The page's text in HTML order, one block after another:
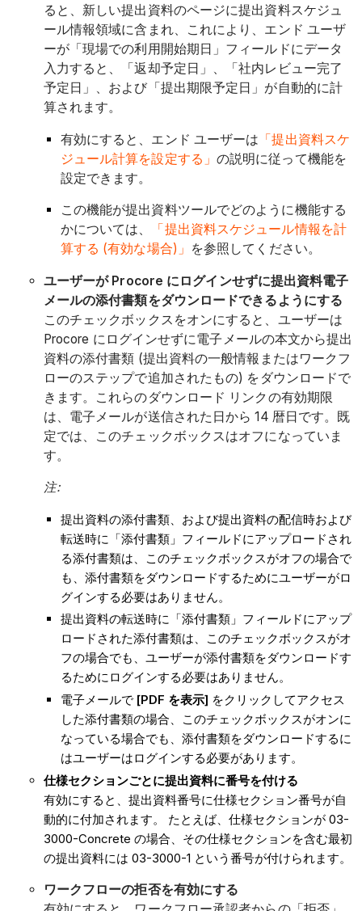
ると、新しい提出資料のページに提出資料スケジュ
ール情報領域に含まれ、これにより、エンド ユーザ
ーが「現場での利用開始期日」フィールドにデータ
入力すると、「返却予定日」、「社内レビュー完了
予定日」、および「提出期限予定日」が自動的に計
算されます。
有効にすると、エンド ユーザーは 「提出資料スケ
ジュール計算を設定する」 の説明に従って機能を
設定できます。
この機能が提出資料ツールでどのように機能する
かについては、
「提出資料スケジュール情報を計
算する (有効な場合)」 を参照してください。
ユーザーが Procore にログインせずに提出資料電子
メールの添付書類をダウンロードできるようにする
このチェックボックスをオンにすると、ユーザーは
Procore にログインせずに電子メールの本文から提出
資料の添付書類 (提出資料の一般情報またはワークフ
ローのステップで追加されたもの) をダウンロードで
きます。これらのダウンロード リンクの有効期限
は、電子メールが送信された日から 14 暦日です。既
定では、このチェックボックスはオフになっていま
す。
注:
提出資料の添付書類、および提出資料の配信時および
転送時に「添付書類」フィールドにアップロードされ
る添付書類は、このチェックボックスがオフの場合で
も、添付書類をダウンロードするためにユーザーがロ
グインする必要はありません。
提出資料の転送時に「添付書類」フィールドにアップ
ロードされた添付書類は、このチェックボックスがオ
フの場合でも、ユーザーが添付書類をダウンロードす
るためにログインする必要はありません。
電子メールで [PDF を表示] をクリックしてアクセス
した添付書類の場合、このチェックボックスがオンに
なっている場合でも、添付書類をダウンロードするに
はユーザーはログインする必要があります。
仕様セクションごとに提出資料に番号を付ける
有効にすると、提出資料番号に仕様セクション番号が自
動的に付加されます。 たとえば、仕様セクションが 03-
3000-Concrete の場合、その仕様セクションを含む最初
の提出資料には 03-3000-1 という番号が付けられます。
ワークフローの拒否を有効にする